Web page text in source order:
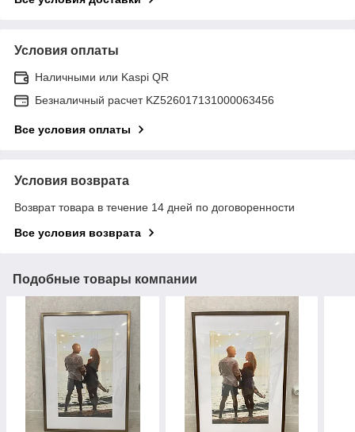
Условия оплаты
Наличными или Kaspi QR
Безналичный расчет KZ526017131000063456
Все условия оплаты
Условия возврата
Возврат товара в течение 14 дней по договоренности
Все условия возврата
Подобные товары компании